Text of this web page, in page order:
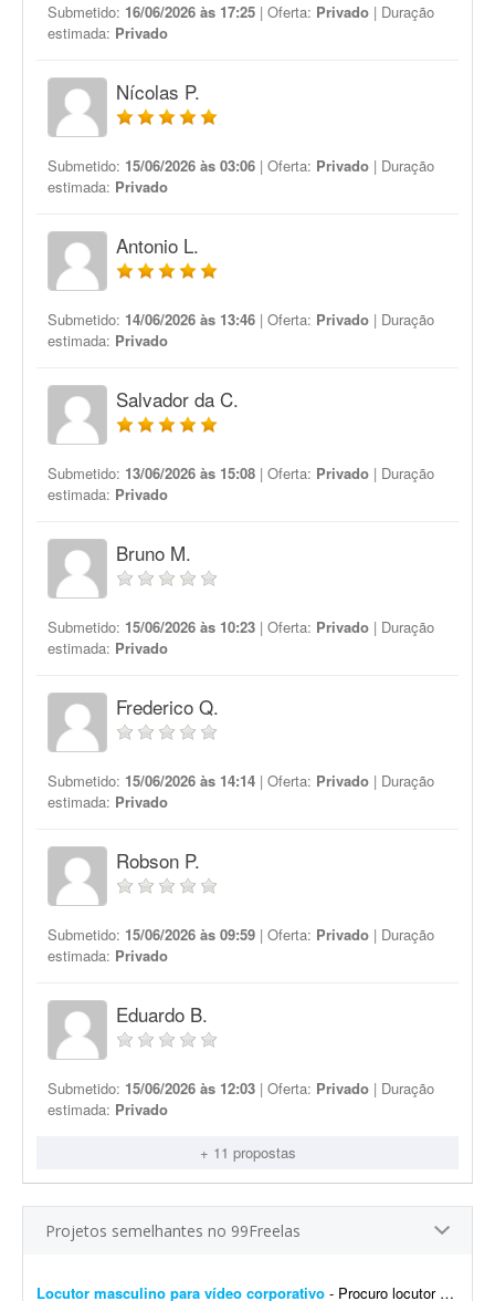
Submetido: 16/06/2026 às 17:25 | Oferta: Privado | Duração
estimada: Privado
Nícolas P.
Submetido: 15/06/2026 às 03:06 | Oferta: Privado | Duração
estimada: Privado
Antonio L.
Submetido: 14/06/2026 às 13:46 | Oferta: Privado | Duração
estimada: Privado
Salvador da C.
Submetido: 13/06/2026 às 15:08 | Oferta: Privado | Duração
estimada: Privado
Bruno M.
Submetido: 15/06/2026 às 10:23 | Oferta: Privado | Duração
estimada: Privado
Frederico Q.
Submetido: 15/06/2026 às 14:14 | Oferta: Privado | Duração
estimada: Privado
Robson P.
Submetido: 15/06/2026 às 09:59 | Oferta: Privado | Duração
estimada: Privado
Eduardo B.
Submetido: 15/06/2026 às 12:03 | Oferta: Privado | Duração
estimada: Privado
+ 11 propostas
Projetos semelhantes no 99Freelas
Locutor masculino para vídeo corporativo - Procuro locutor profissional com voz masculina, madura, segura e natural para a locução de um vídeo corporativo de aproximadamente 7 a 10 minutos. O roteiro será fornec...